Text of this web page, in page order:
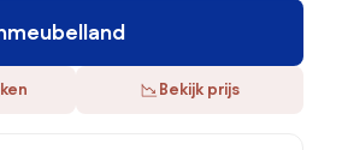
Bekijk prijs